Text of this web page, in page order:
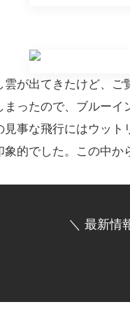
が出てきたけど、ご
ったので、ブルー
事な飛行にはウット
象的でした。この中
＼ 最新情